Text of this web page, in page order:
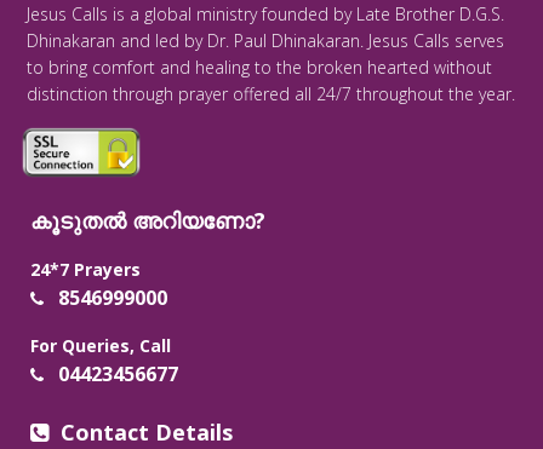
Jesus Calls is a global ministry founded by Late Brother D.G.S.
Dhinakaran and led by Dr. Paul Dhinakaran. Jesus Calls serves
to bring comfort and healing to the broken hearted without
distinction through prayer offered all 24/7 throughout the year.
കൂടുതൽ അറിയണോ?
24*7 Prayers
8546999000
For Queries, Call
04423456677
Contact Details